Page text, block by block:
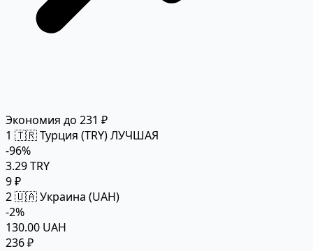
Экономия до 231 ₽
1 🇹🇷 Турция (TRY)ЛУЧШАЯ
-96%
3.29 TRY
9 ₽
2🇺🇦 Украина (UAH)
-2%
130.00 UAH
236 ₽